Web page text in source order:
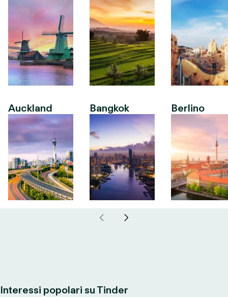
Auckland Bangkok Berlino
Interessi popolari su Tinder